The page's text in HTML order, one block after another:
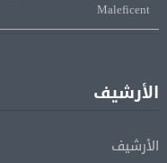
لإتمام انتقاله إلى طرابزون سبور
الأرشيف
الأرشيف